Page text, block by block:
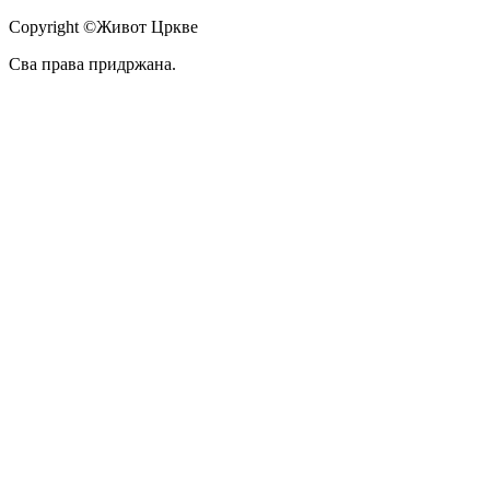
Copyright ©Живот Цркве
Сва права придржана.